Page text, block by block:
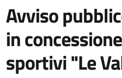
Avviso
in
sportivi "Le